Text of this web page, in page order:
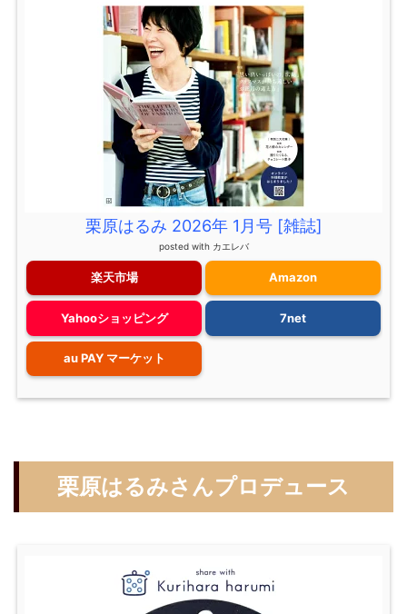
栗原はるみ 2026年 1月号 [雑誌]
posted with カエレバ
楽天市場 Amazon
Yahooショッピング 7net
au PAY マーケット
栗原はるみさんプロデュース